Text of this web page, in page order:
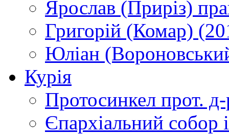
Ярослав (Приріз)
Григорій (Комар)
Юліан
Курія
Протосинкел прот.
Єпархіальний собор